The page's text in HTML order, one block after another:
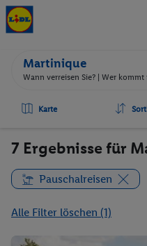
Martinique
Wann verreisen Sie? | Wer kommt
Karte
7 Ergebnisse für
Pauschalreisen
Alle Filter löschen (1)